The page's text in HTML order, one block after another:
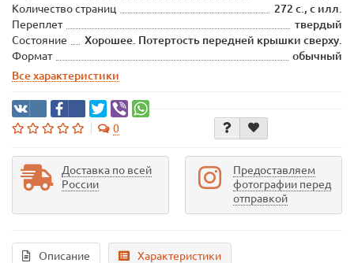
Количество страниц
272 с., с илл.
Переплет
твердый
Состояние
Хорошее. Потертость передней крышки сверху.
Формат
обычный
Все характеристики
0
Доставка по всей
России
Предоставляем
фотографии перед
отправкой
Описание Характеристики